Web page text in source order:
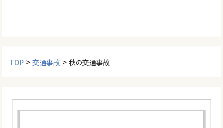
TOP >交通事故 >秋の交通事故